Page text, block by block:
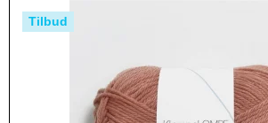
Tilbud